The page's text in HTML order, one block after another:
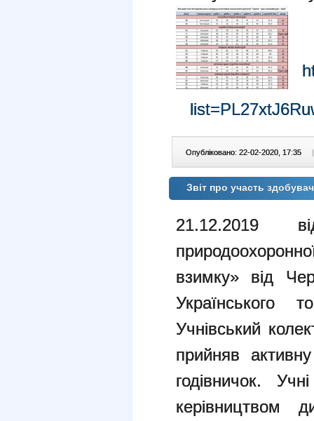
Опубліковано: 22-02-2020, 17:35 |
Звіт про участь
21.12.2019
взимку» від
Українського
Учнівський
прийняв
годівничок.
керівництвом